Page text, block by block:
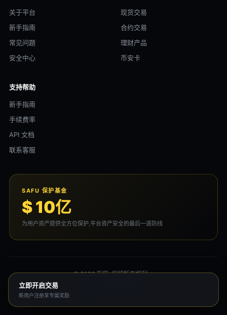
关于平台
新手指南
常见问题
安全中心
现货交易
合约交易
理财产品
币安卡
支持帮助
新手指南
手续费率
API 文档
联系客服
SAFU 保护基金
$ 10亿
为用户资产提供全方位保护,平台资产安全的最后一道防线
© 2026 币安. 保留所有权利。
立即开启交易
新用户注册享专属奖励